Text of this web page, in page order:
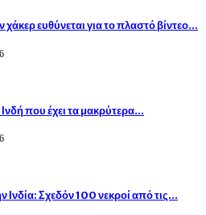
ευθύνεται για το πλαστό βίντεο…
Ινδή που έχει τα μακρύτερα…
Ινδία: Σχεδόν 100 νεκροί από τις…